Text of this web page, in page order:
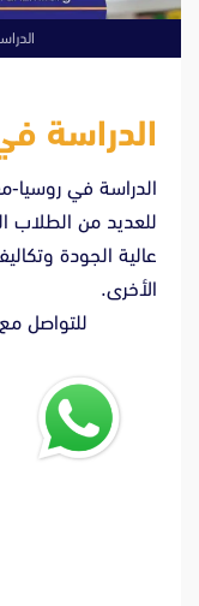
الدراسة
الدراسة في روسيا-
للعديد من الطلاب
عالية الجودة
الأخرى.
للتواصل